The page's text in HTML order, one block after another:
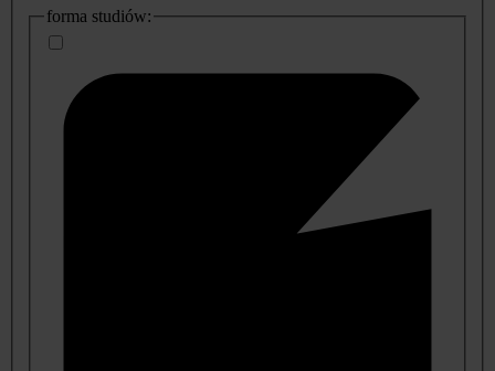
dodatkowe
informacje
forma studiów: